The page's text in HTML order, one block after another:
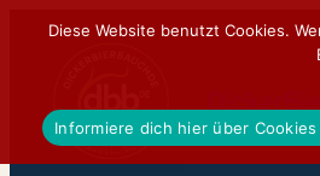
Diese Website benutzt Cookies.
Informiere dich hier über